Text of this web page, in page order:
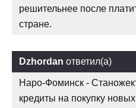
решительнее после
стране.
Dzhordan ответил(а)
Наро-Фоминск -
кредиты на покупку